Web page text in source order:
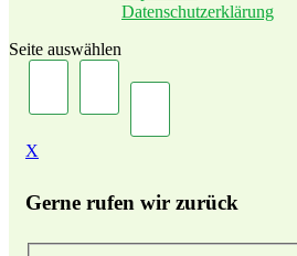
Datenschutzerklärung
Seite auswählen
X
Gerne rufen wir zurück